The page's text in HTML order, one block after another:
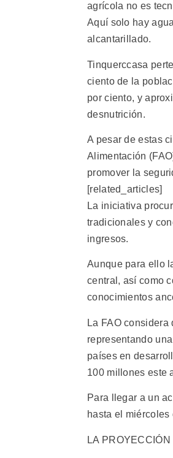
agrícola no es
Aquí solo hay
alcantarillado.
Tinquerccasa
ciento de la
por ciento, y
desnutrición.
A pesar de estas
Alimentación
promover la
[related_articles]
La iniciativa
tradicionales y
ingresos.
Aunque para ello
central, así como
conocimientos
La FAO
representando
países en
100 millones este
Para llegar a un
hasta el
LA